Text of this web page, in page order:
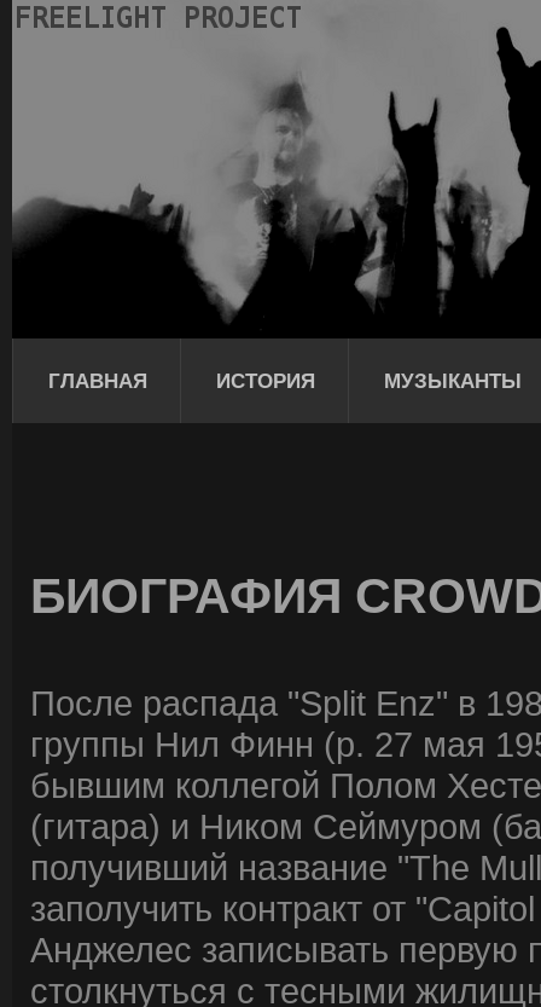
ГЛАВНАЯ ИСТОРИЯ МУЗЫКАНТЫ
БИОГРАФИЯ
После распада "Split Enz" в
группы Нил Финн (р. 27 мая
бывшим коллегой Полом
(гитара) и Ником Сеймуром
получивший название "The
заполучить контракт от
Анджелес записывать первую
столкнуться с тесными